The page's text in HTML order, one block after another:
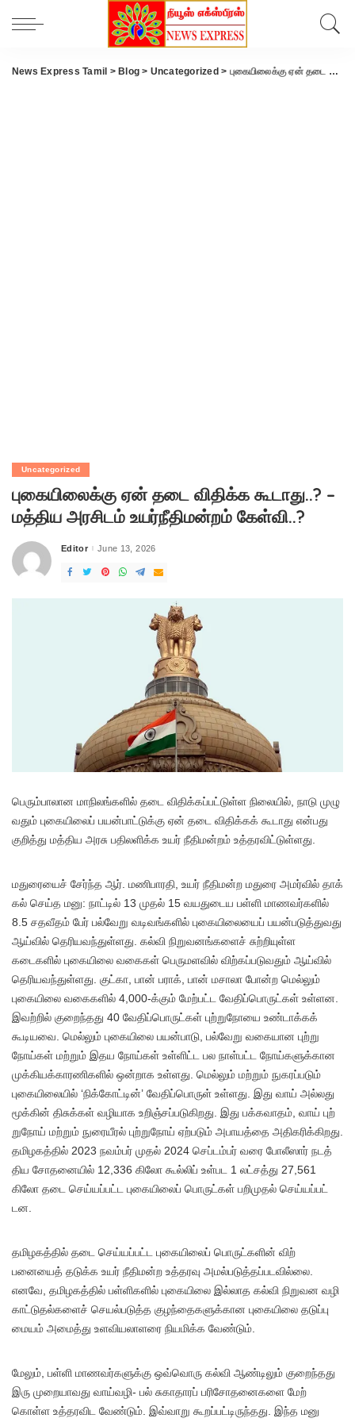
News Express Tamil > Blog > Uncategorized > புகையிலைக்கு ஏன் தடை விதிக்க கூடாது..? – மத்திய அரசிடம் உயர்நீதிமன்றம் கேள்வி..?
Uncategorized
புகையிலைக்கு ஏன் தடை விதிக்க கூடாது..? –
மத்திய அரசிடம் உயர்நீதிமன்றம் கேள்வி..?
Posted
Editor June 13, 2026
பெரும்​பாலான மாநிலங்​களில் தடை விதிக்​கப்​பட்​டுள்ள நிலை​யில், நாடு முழு​
வதும் புகை​யிலைப் பயன்​பாட்​டுக்கு ஏன் தடை விதிக்​கக் கூடாது என்​பது
குறித்து மத்​திய அரசு பதிலளிக்க உயர் நீதி​மன்​றம் உத்​தர​விட்​டுள்ளது.
மதுரையைச் சேர்ந்த ஆர்​. மணி​பார​தி, உயர் நீதி​மன்ற மதுரை அமர்​வில் தாக்​
கல் செய்த மனு​: நாட்​டில் 13 முதல் 15 வயதுடைய பள்ளி மாணவர்​களில்
8.5 சதவீதம் பேர் பல்​வேறு வடிவங்​களில் புகை​யிலை​யைப் பயன்​படுத்​து​வது
ஆய்​வில் தெரிய​வந்​துள்​ளது. கல்வி நிறு​வனங்​களைச் சுற்​றி​யுள்ள
கடைகளில் புகை​யிலை வகைகள் பெரு​மள​வில் விற்​கப்​படு​வதும் ஆய்​வில்
தெரிய​வந்​துள்​ளது. குட்​கா, பான் பராக், பான் மசாலா போன்ற மெல்​லும்
புகை​யிலை வகை​களில் 4,000-க்​கும் மேற்​பட்ட வேதிப்​பொருட்​கள் உள்​ளன.
இவற்​றில் குறைந்​தது 40 வேதிப்​பொருட்​கள் புற்​று​நோயை உண்​டாக்​கக்
கூடிய​வை. மெல்​லும் புகை​யிலை பயன்​பாடு, பல்​வேறு வகை​யான புற்​று​
நோய்​கள் மற்​றும் இதய நோய்​கள் உள்​ளிட்ட பல நாள்​பட்ட நோய்​களுக்​கான
முக்​கியக்காரணி​களில் ஒன்​றாக உள்​ளது. மெல்​லும் மற்​றும் நுகரப்​படும்
புகை​யிலை​யில் ‘நிக்​கோட்​டின்’ வேதிப்​பொருள் உள்​ளது. இது வாய் அல்​லது
மூக்​கின் திசுக்​கள் வழி​யாக உறிஞ்​சப்​படு​கிறது. இது பக்​க​வாதம், வாய் புற்​
று​நோய் மற்​றும் நுரை​யீரல் புற்​று​நோய் ஏற்​படும் அபா​யத்தை அதி​கரிக்​கிறது.
தமிழகத்​தில் 2023 நவம்​பர் முதல் 2024 செப்​டம்​பர் வரை போலீ​ஸார் நடத்​
திய சோதனை​யில் 12,336 கிலோ கூல்​லிப் உள்பட 1 லட்​சத்து 27,561
கிலோ தடை செய்​யப்​பட்ட புகை​யிலைப் பொருட்​கள் பறி​முதல் செய்​யப்​பட்​
டன.
தமிழகத்​தில் தடை செய்​யப்​பட்ட புகை​யிலைப் பொருட்​களின் விற்​
பனையைத் தடுக்க உயர் நீதி​மன்​ற உத்​தரவு அமல்​படுத்​தப்​பட​வில்​லை.
எனவே, தமிழகத்​தில் பள்​ளி​களில் புகை​யிலை இல்​லாத கல்வி நிறுவன வழி​
காட்​டு​தல்​களைச் செயல்​படுத்​த குழந்​தைகளுக்​கான புகை​யிலை தடுப்பு
மையம் அமைத்து உளவிய​லா​ளரை நியமிக்க வேண்​டும்.
மேலும், பள்ளி மாணவர்​களுக்கு ஒவ்​வொரு கல்வி ஆண்​டிலும் குறைந்​தது
இரு முறை​யா​வது வாய்​வழி- பல் சுகா​தா​ரப் பரிசோதனை​களை மேற்​
கொள்ள உத்​தர​விட வேண்​டும். இவ்​வாறு கூறப்​பட்​டிருந்​தது. இந்த மனு